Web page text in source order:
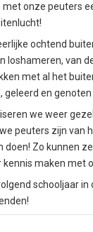
onze peuters
ochtend
loshameren, van
met al het
geleerd en
we weer
peuters zijn van
doen! Zo kunnen
maken met
schooljaar in